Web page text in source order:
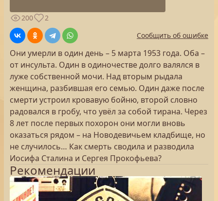
200
2
Сообщить об ошибке
Они умерли в один день – 5 марта 1953 года. Оба –
от инсульта. Один в одиночестве долго валялся в
луже собственной мочи. Над вторым рыдала
женщина, разбившая его семью. Один даже после
смерти устроил кровавую бойню, второй словно
радовался в гробу, что увёл за собой тирана. Через
8 лет после первых похорон они могли вновь
оказаться рядом – на Новодевичьем кладбище, но
не случилось… Как смерть сводила и разводила
Иосифа Сталина и Сергея Прокофьева?
Рекомендации